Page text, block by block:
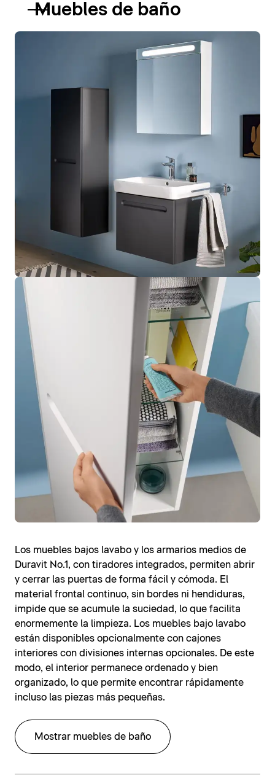
Muebles de baño
Los muebles bajos lavabo y los armarios medios de
Duravit No.1, con tiradores integrados, permiten abrir
y cerrar las puertas de forma fácil y cómoda. El
material frontal continuo, sin bordes ni hendiduras,
impide que se acumule la suciedad, lo que facilita
enormemente la limpieza. Los muebles bajo lavabo
están disponibles opcionalmente con cajones
interiores con divisiones internas opcionales. De este
modo, el interior permanece ordenado y bien
organizado, lo que permite encontrar rápidamente
incluso las piezas más pequeñas.
Mostrar muebles de baño